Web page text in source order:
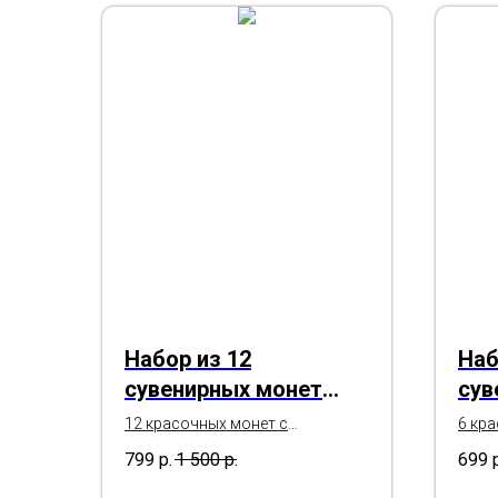
Набор из 12
сувенирных монет
"Год Красной
Огненной Лошади
12 красочных монет с
799 р. 1 500 р.
6
699